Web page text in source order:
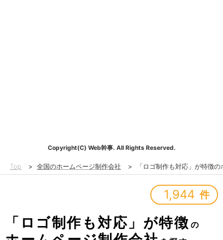
Copyright(C) Web幹事. All Rights Reserved.
Top > 全国のホームページ制作会社 > 「ロゴ制作も対応」が特徴
1,944 件
「ロゴ制作も対応」が特徴 の